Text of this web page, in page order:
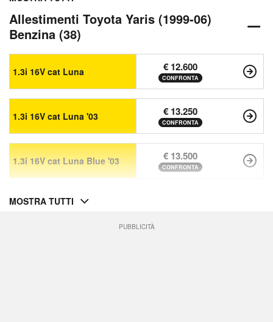
Allestimenti Toyota Yaris (1999-06)
Benzina (38)
1.3i 16V cat Luna € 12.600
CONFRONTA
1.3i 16V cat Luna '03 € 13.250
CONFRONTA
1.3i 16V cat Luna Blue '03 € 13.500
CONFRONTA
MOSTRA TUTTI
PUBBLICITÀ